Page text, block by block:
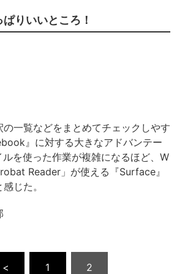
りいいところ！
一覧などをまとめてチェックしやす
』に対する大きなアドバンテー
ルを使った作業が複雑になるほど、W
Reader」が使える『Surface』
じた。
< 1 2